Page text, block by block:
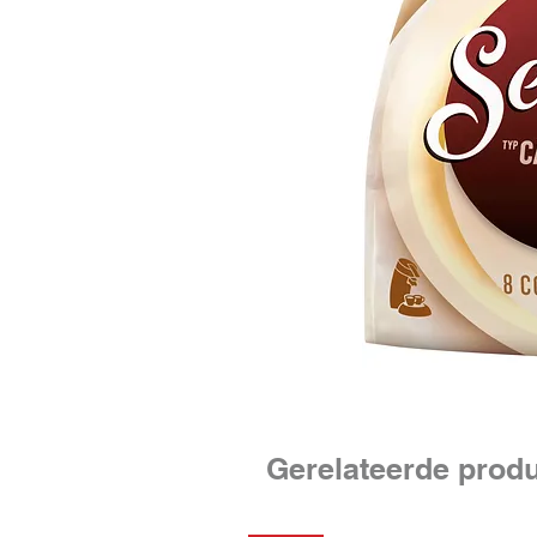
Gerelateerde